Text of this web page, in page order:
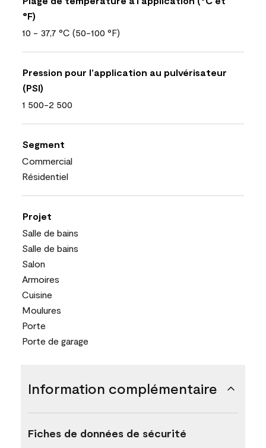
°F)
10 - 37,7 °C (50-100 °F)
Pression pour l’application au pulvérisateur
(PSI)
1 500-2 500
Segment
Commercial
Résidentiel
Projet
Salle de bains
Salle de bains
Salon
Armoires
Cuisine
Moulures
Porte
Porte de garage
Information complémentaire
Fiches de données de sécurité